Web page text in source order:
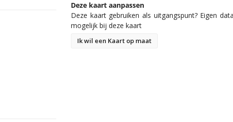
Deze kaart aanpassen
Deze kaart gebruiken als uitgangspunt? Eigen
mogelijk bij deze kaart
Ik wil een Kaart op maat